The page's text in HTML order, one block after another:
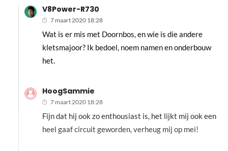
HoogSammie
7 maart 2020 18:28
Fijn dat hij ook zo enthousiast is, het lijkt mij ook een
heel gaaf circuit geworden, verheug mij op mei!
V8Power-R730
7 maart 2020 18:28
Wat is er mis met Doornbos, en wie is die andere
kletsmajoor? Ik bedoel, noem namen en onderbouw
het.